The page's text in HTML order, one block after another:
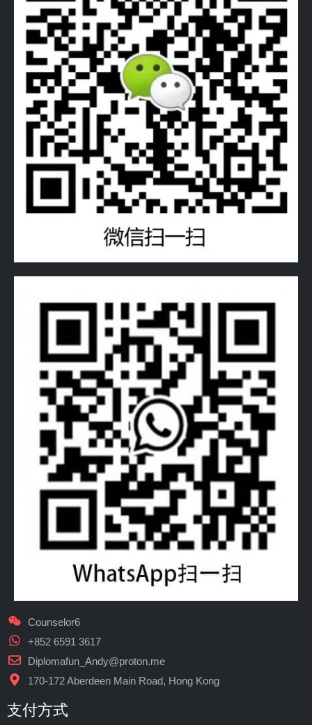
Counselor6
+852 6591 3617
Diplomafun_Andy@proton.me
170-172 Aberdeen Main Road, Hong Kong
支付方式